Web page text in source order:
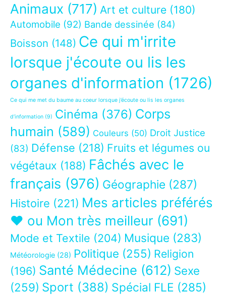
Animaux (717) Art et culture (180)
Automobile (92) Bande dessinée (84)
Boisson (148) Ce qui m'irrite
lorsque j'écoute ou lis les
organes d'information (1726)
Ce qui me met du baume au coeur lorsque j’écoute ou lis les organes
d’information (9) Cinéma (376) Corps
humain (589) Couleurs (50) Droit Justice
(83) Défense (218) Fruits et légumes ou
végétaux (188) Fâchés avec le
français (976) Géographie (287)
Histoire (221) Mes articles préférés
❤ ou Mon très meilleur (691)
Mode et Textile (204) Musique (283)
Météorologie (28) Politique (255) Religion
(196) Santé Médecine (612) Sexe
(259) Sport (388) Spécial FLE (285)